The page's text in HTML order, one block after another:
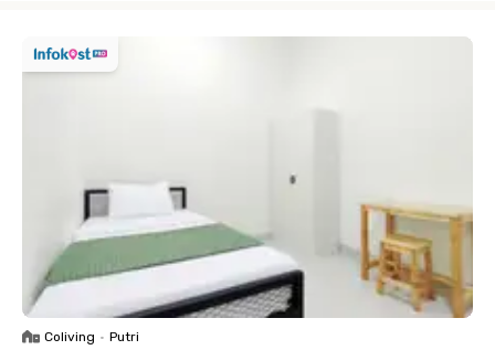
Coliving • Putri